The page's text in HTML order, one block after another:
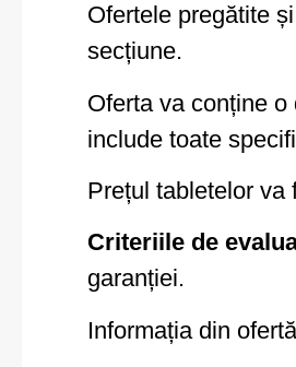
Ofertele pregătite
secțiune.
Oferta va conține
include toate
Prețul tabletelor va
Criteriile de
garanției.
Informația din